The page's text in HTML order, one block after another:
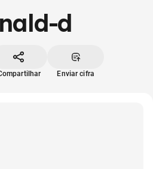
d
Enviar cifra